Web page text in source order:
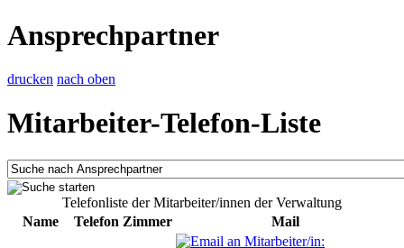
Ansprechpartner
drucken nach oben
Mitarbeiter-Telefon-Liste
Telefonliste der Mitarbeiter/innen der Verwaltung
Name
Telefon Zimmer Mail